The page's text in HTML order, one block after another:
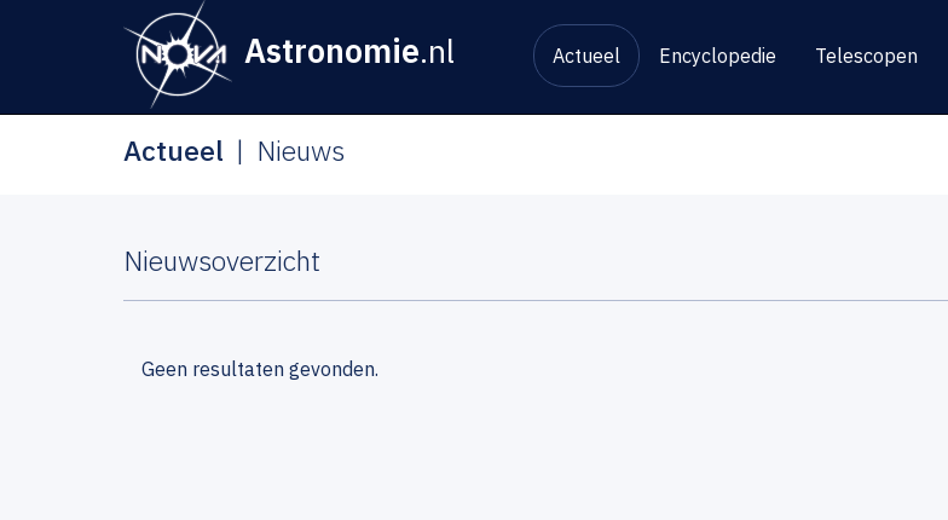
Astronomie.nl Actueel Encyclopedie Telescopen
Actueel Nieuws
Nieuwsoverzicht
Geen resultaten gevonden.